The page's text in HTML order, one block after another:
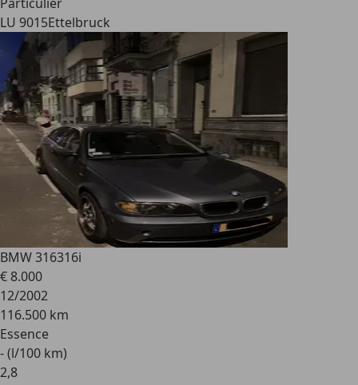
LU 9015Ettelbruck
BMW 316316i
€ 8.000
12/2002
116.500 km
Essence
- (l/100 km)
2,8